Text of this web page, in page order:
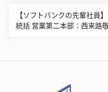
【ソフトバンクの先輩社員
統括 営業第二本部：西来路